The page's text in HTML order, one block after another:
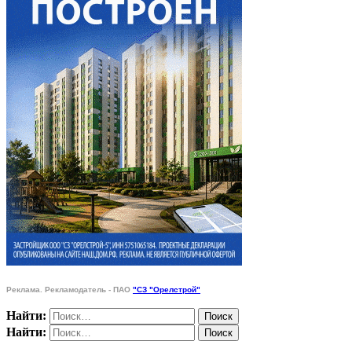
Реклама. Рекламодатель - ПАО "СЗ "Орелстрой"
Найти:
Найти: